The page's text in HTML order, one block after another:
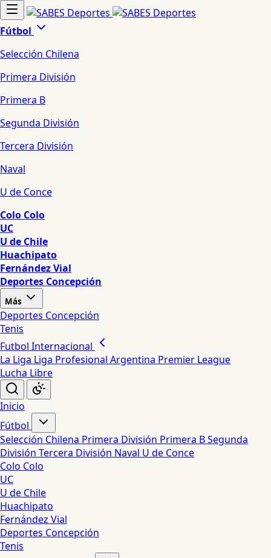
Fútbol
Selección Chilena
Primera División
Primera B
Segunda División
Tercera División
Naval
U de Conce
Colo Colo
UC
U de Chile
Huachipato
Fernández Vial
Deportes Concepción
Más
Deportes Concepción
Tenis
Futbol Internacional
La Liga Liga Profesional Argentina Premier League
Lucha Libre
Inicio
Fútbol
Selección Chilena Primera División Primera BSegunda
División Tercera División Naval U de Conce
Colo Colo
UC
U de Chile
Huachipato
Fernández Vial
Deportes Concepción
Tenis